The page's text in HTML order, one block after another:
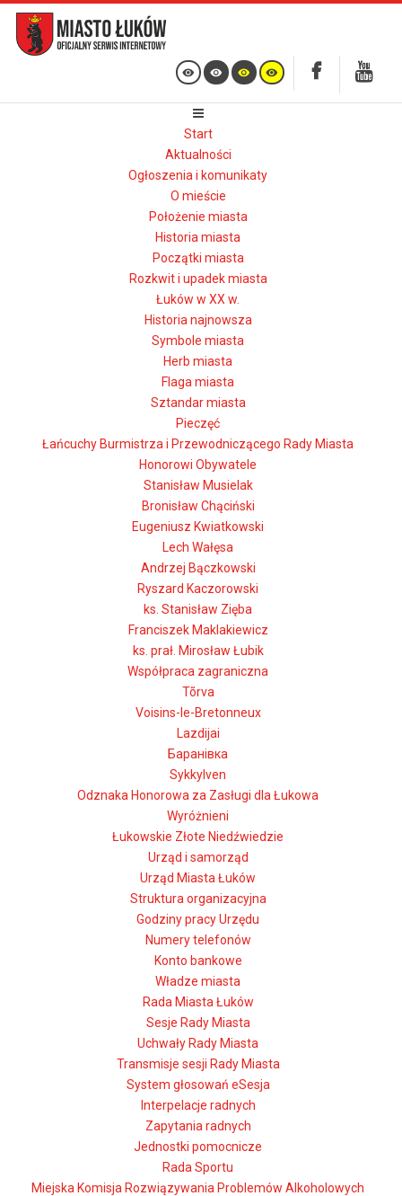
Start
Aktualności
Ogłoszenia i komunikaty
O mieście
Położenie miasta
Historia miasta
Początki miasta
Rozkwit i upadek miasta
Łuków w XX w.
Historia najnowsza
Symbole miasta
Herb miasta
Flaga miasta
Sztandar miasta
Pieczęć
Łańcuchy Burmistrza i Przewodniczącego Rady Miasta
Honorowi Obywatele
Stanisław Musielak
Bronisław Chąciński
Eugeniusz Kwiatkowski
Lech Wałęsa
Andrzej Bączkowski
Ryszard Kaczorowski
ks. Stanisław Zięba
Franciszek Maklakiewicz
ks. prał. Mirosław Łubik
Współpraca zagraniczna
Tõrva
Voisins-le-Bretonneux
Lazdijai
Баранівка
Sykkylven
Odznaka Honorowa za Zasługi dla Łukowa
Wyróżnieni
Łukowskie Złote Niedźwiedzie
Urząd i samorząd
Urząd Miasta Łuków
Struktura organizacyjna
Godziny pracy Urzędu
Numery telefonów
Konto bankowe
Władze miasta
Rada Miasta Łuków
Sesje Rady Miasta
Uchwały Rady Miasta
Transmisje sesji Rady Miasta
System głosowań eSesja
Interpelacje radnych
Zapytania radnych
Jednostki pomocnicze
Rada Sportu
Miejska Komisja Rozwiązywania Problemów Alkoholowych